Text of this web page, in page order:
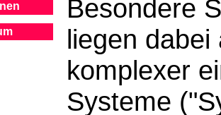
Besondere
liegen
komplexer
Systeme